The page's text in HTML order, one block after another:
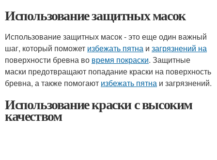
Использование защитных масок
Использование защитных масок - это еще один важный
шаг, который поможет избежать пятна и загрязнений на
поверхности бревна во время покраски. Защитные
маски предотвращают попадание краски на поверхность
бревна, а также помогают избежать пятна и загрязнений.
Использование краски с высоким
качеством